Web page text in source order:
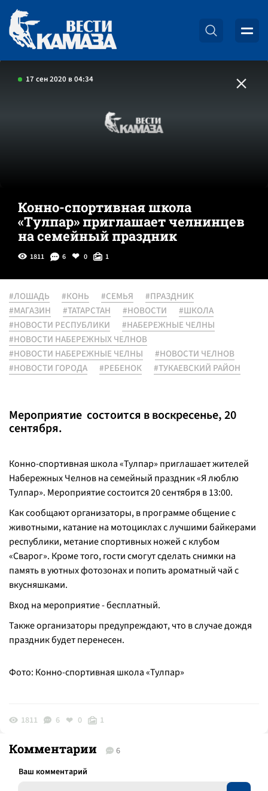
17 сен 2020 в 04:34
Конно-спортивная школа
«Тулпар» приглашает челнинцев
на семейный праздник
1811 6 0 1
#ЛОШАДЬ #КОНЬ #СЕМЬЯ
#ПРАЗДНИК
#МАГАЗИН
#ТАТАРСТАН #НОВОСТИ
#ШКОЛА
#НОВОСТИ РЕСПУБЛИКИ
#НАБЕРЕЖНЫЕ ЧЕЛНЫ
#НОВОСТИ НАБЕРЕЖНЫХ ЧЕЛНОВ
#НОВОСТИ НАБЕРЕЖНЫЕ ЧЕЛНЫ
#НОВОСТИ ЧЕЛНОВ
#НОВОСТИ ГОРОДА
#РЕБЕНОК #ТУКАЕВСКИЙ РАЙОН
Мероприятие состоится в воскресенье, 20
сентября.
Конно-спортивная школа «Тулпар» приглашает жителей
Набережных Челнов на семейный праздник «Я люблю
Тулпар». Мероприятие состоится 20 сентября в 13:00.
Как сообщают организаторы, в программе общение с
животными, катание на мотоциклах с лучшими байкерами
республики, метание спортивных ножей с клубом
«Сварог». Кроме того, гости смогут сделать снимки на
память в уютных фотозонах и попить ароматный чай с
вкусняшками.
Вход на мероприятие - бесплатный.
Также организаторы предупреждают, что в случае дождя
праздник будет перенесен.
Фото: Конно-спортивная школа «Тулпар»
1811 6 0 1
Комментарии 6